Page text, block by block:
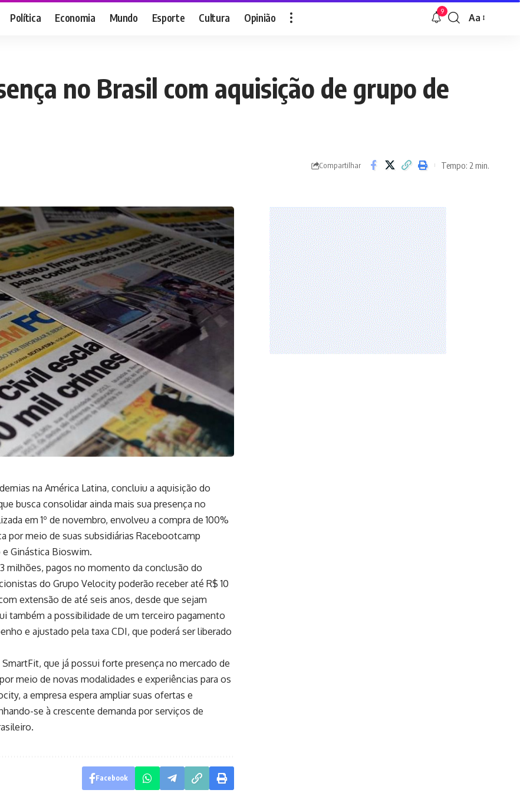
Política Economia Mundo Esporte Cultura Opinião 9
Font
Aa
no Brasil com aquisição de grupo de
Compartilhar Tempo: 2 min.
na América Latina, concluiu a aquisição do
busca consolidar ainda mais sua presença no
em 1º de novembro, envolveu a compra de 100%
por meio de suas subsidiárias Racebootcamp
e Ginástica Bioswim.
milhões, pagos no momento da conclusão do
do Grupo Velocity poderão receber até R$ 10
extensão de até seis anos, desde que sejam
também a possibilidade de um terceiro pagamento
e ajustado pela taxa CDI, que poderá ser liberado
que já possui forte presença no mercado de
meio de novas modalidades e experiências para os
a empresa espera ampliar suas ofertas e
se à crescente demanda por serviços de
Facebook